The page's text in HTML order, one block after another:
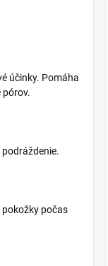
účinky. Pomáha
pórov.
počas